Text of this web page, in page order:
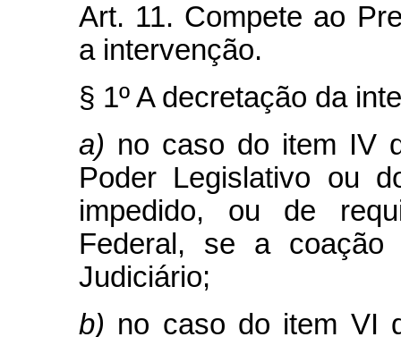
Art. 11. Compete ao
a intervenção.
§ 1º A decretação da
a) no caso do item IV
Poder Legislativo ou
impedido, ou de
Federal, se a
Judiciário;
b) no caso do item VI